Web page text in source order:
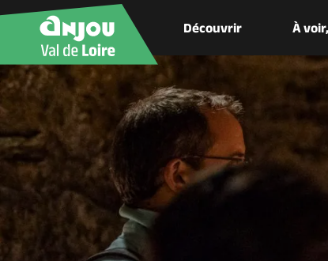
Découvrir À